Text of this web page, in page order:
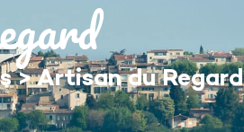
>Artisan du Regard